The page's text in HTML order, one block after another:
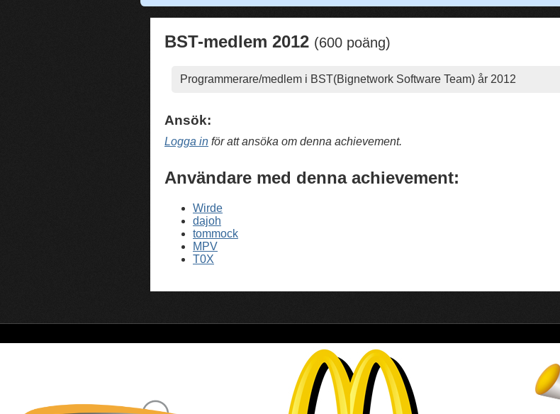
BST-medlem 2012 (600 poäng)
Programmerare/medlem i BST(Bignetwork Software Team) år 2012
Ansök:
Logga in för att ansöka om denna achievement.
Användare med denna achievement:
Wirde
dajoh
tommock
MPV
T0X